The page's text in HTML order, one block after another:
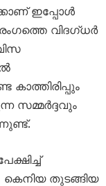
ഇപ്പോൾ
വിദഗ്ധർ
കാത്തിരിപ്പും
സമ്മർദ്ദവും
തുടങ്ങിയ